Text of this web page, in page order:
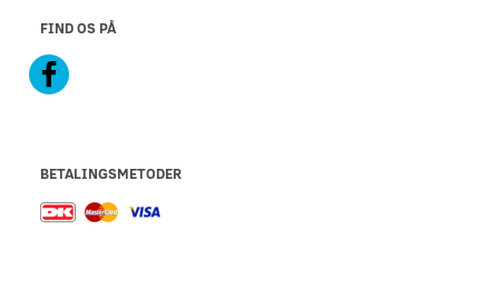
FIND OS PÅ
BETALINGSMETODER